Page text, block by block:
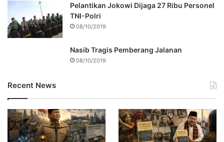
Pelantikan Jokowi Dijaga 27 Ribu Personel
TNI-Polri
08/10/2019
Nasib Tragis Pemberang Jalanan
08/10/2019
Recent News